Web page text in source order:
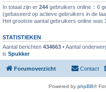
In totaal zijn er 244 gebruikers online :: 6
(gebaseerd op actieve gebruikers in de
Het grootste aantal gebruikers online was
STATISTIEKEN
Aantal berichten 434663 • Aantal
is Spukker
Forumoverzicht Contact
Powered by phpBB®